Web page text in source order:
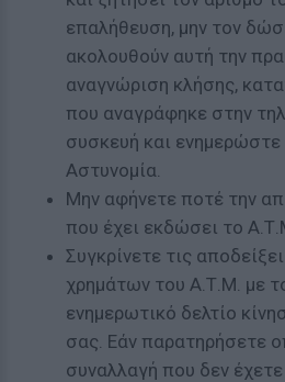
επαλήθευση, μην τον
ακολουθούν αυτή την
αναγνώριση κλήσης,
που αναγράφηκε στην
συσκευή και
Αστυνομία.
Μην αφήνετε ποτέ την
που έχει εκδώσει το
Συγκρίνετε τις
χρημάτων του Α.Τ.Μ. με
ενημερωτικό δελτίο
σας. Εάν παρατηρήσετε
συναλλαγή που δεν